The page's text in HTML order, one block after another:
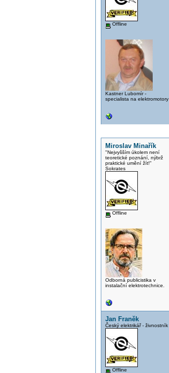
Offline
Kastner Lubomír -
specialista na elektromotory
Miroslav Minařík
"Nejvyšším úkolem není
teoretické poznání, nýbrž
praktické umění žít!"
Sokrates
Offline
Odborná publicistika v
instalační elektrotechnice.
Jan Franěk
Český elektrikář - živnostník
Offline